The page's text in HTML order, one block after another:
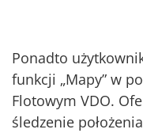
Ponadto
funkcji „Mapy” w
Flotowym VDO.
śledzenie